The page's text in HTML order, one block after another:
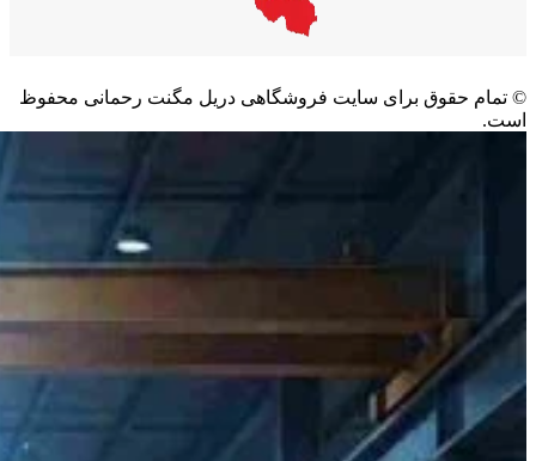
©️ تمام حقوق برای سایت فروشگاهی دریل مگنت رحمانی محفوظ
است.